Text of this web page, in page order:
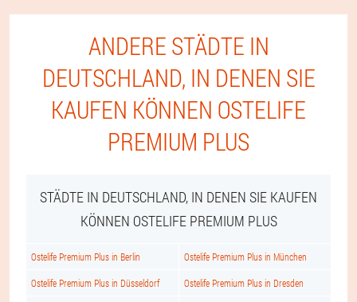
ANDERE STÄDTE IN
DEUTSCHLAND, IN DENEN SIE
KAUFEN KÖNNEN OSTELIFE
PREMIUM PLUS
STÄDTE IN DEUTSCHLAND, IN DENEN SIE KAUFEN
KÖNNEN OSTELIFE PREMIUM PLUS
Ostelife Premium Plus in Berlin Ostelife Premium Plus in München
Ostelife Premium Plus in Düsseldorf Ostelife Premium Plus in Dresden